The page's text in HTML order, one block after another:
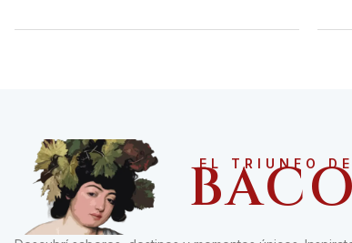
EL TRIUNFO DE
BACO